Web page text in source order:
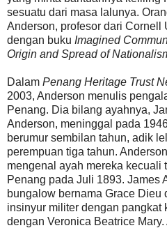
sesuatu dari masa lalunya.
Anderson, profesor dari Cornell
dengan buku Imagined
Origin and Spread of
Dalam Penang Heritage Trust
2003, Anderson menulis
Penang. Dia bilang ayahnya,
Anderson, meninggal pada
berumur sembilan tahun, adik
perempuan tiga tahun.
mengenal ayah mereka kecuali
Penang pada Juli 1893. James
bungalow bernama Grace
insinyur militer dengan pangkat
dengan Veronica Beatrice